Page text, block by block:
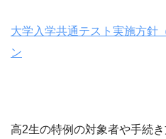
大学入学共通テスト実施方針
ン
高2生の特例の対象者や手続き